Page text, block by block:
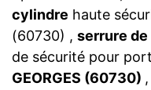
cylindre haute
(60730) , serrure
de sécurité pour
GEORGES (60730)